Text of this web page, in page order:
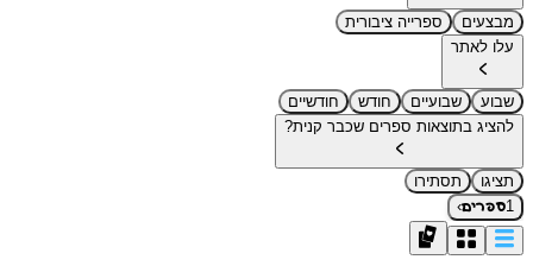
מבצעים
ספרייה ציבורית
עלו לאתר
שבוע שבועיים חודש
חודשיים
להציג בתוצאות ספרים שכבר קנית?
תציגו
תסתירו
1ספרים›